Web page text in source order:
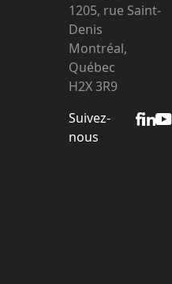
1205, rue Saint-
Denis
Montréal,
Québec
H2X 3R9
Suivez-
nous